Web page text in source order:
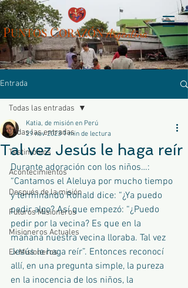
PUNTOSCORAZÓNArgentina
Entrada
Todas las entradas
Testimonios
Acontecimientos
Después de la misión
Futuros Misioneros
Misioneros Actuales
Ex Misioneros
Todas las entradas
Tal vez Jesús le haga reír
Katia, de misión en Perú
29 nov 2023 1 min de lectura
Durante adoración con los niños…:
“Cantamos el Aleluya por mucho tiempo
y terminando Ronald dice: “¿Ya puedo
pedir algo? Así que empezó: “¿Puedo
pedir por la vecina? Es que en la
mañana nuestra vecina lloraba. Tal vez
Jesús le haga reír”. Entonces reconocí
allí, en una pregunta simple, la pureza
en la inocencia de los niños, la